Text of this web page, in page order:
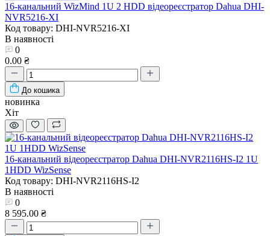
16-канальний WizMind 1U 2 HDD відеореєстратор Dahua DHI-
NVR5216-XI
Код товару: DHI-NVR5216-XI
В наявності
0
0.00 ₴
До кошика
новинка
Хіт
16-канальний відеореєстратор Dahua DHI-NVR2116HS-I2 1U
1HDD WizSense
Код товару: DHI-NVR2116HS-I2
В наявності
0
8 595.00 ₴